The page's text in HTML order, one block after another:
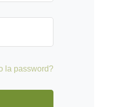
la password?